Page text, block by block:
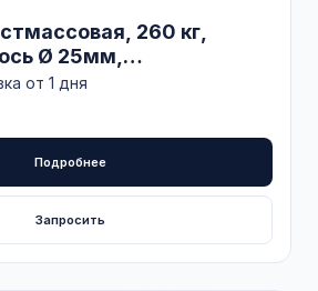
260 кг,
Ø 25мм,
БЕЛАРУСЬ
от 1 дня
Подробнее
Запросить